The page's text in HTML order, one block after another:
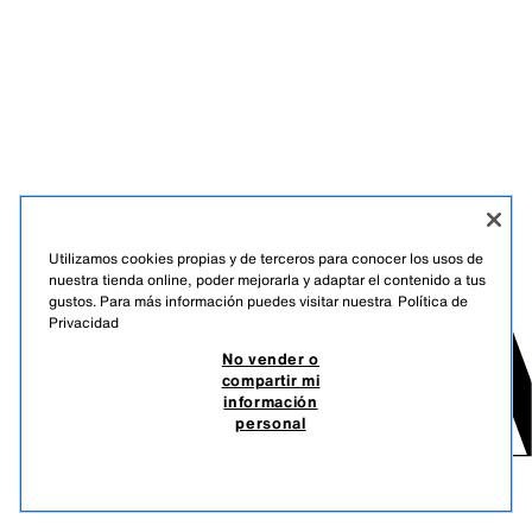
Utilizamos cookies propias y de terceros para conocer los usos de
nuestra tienda online, poder mejorarla y adaptar el contenido a tus
gustos. Para más información puedes visitar nuestra Política de
Privacidad
No vender o
compartir mi
información
personal